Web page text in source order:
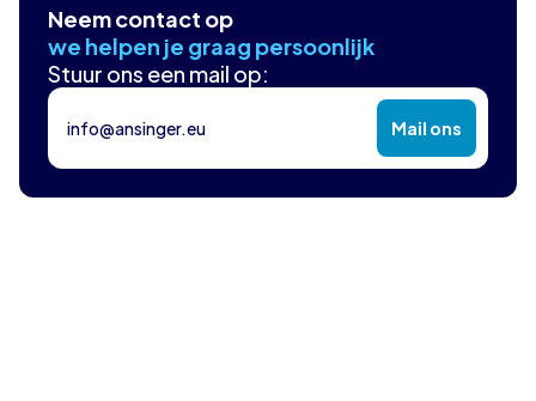
Neem contact op
we helpen je graag persoonlijk
Stuur ons een mail op:
info@ansinger.eu Mail ons